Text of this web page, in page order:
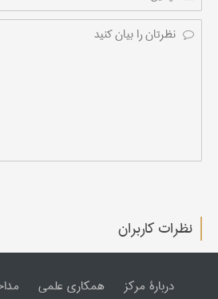
نظرات کاربران
دربارۀ مرکز همکاری علمی